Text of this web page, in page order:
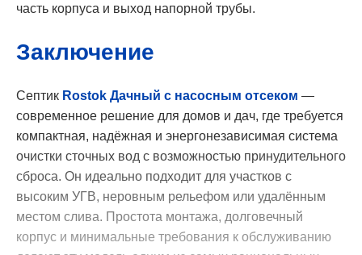
часть корпуса и выход напорной трубы.
Заключение
Септик Rostok Дачный с насосным отсеком —
современное решение для домов и дач, где требуется
компактная, надёжная и энергонезависимая система
очистки сточных вод с возможностью принудительного
сброса. Он идеально подходит для участков с
высоким УГВ, неровным рельефом или удалённым
местом слива. Простота монтажа, долговечный
корпус и минимальные требования к обслуживанию